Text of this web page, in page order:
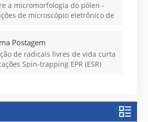
a micromorfologia do pólen -
de microscópio eletrônico de
Postagem
de radicais livres de vida curta
Spin-trapping EPR (ESR)